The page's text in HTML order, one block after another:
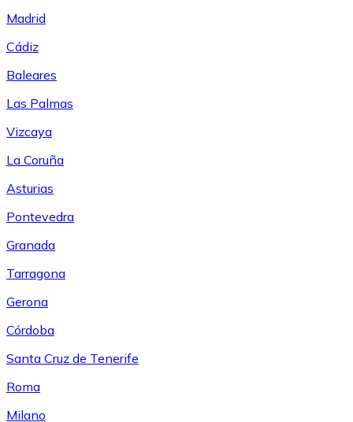
Madrid
Cádiz
Baleares
Las Palmas
Vizcaya
La Coruña
Asturias
Pontevedra
Granada
Tarragona
Gerona
Córdoba
Santa Cruz de Tenerife
Roma
Milano